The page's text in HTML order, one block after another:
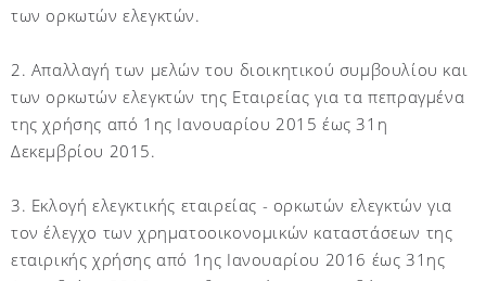
των ορκωτών ελεγκτών.
2. Απαλλαγή των μελών του διοικητικού συμβουλίου και
των ορκωτών ελεγκτών της Εταιρείας για τα πεπραγμένα
της χρήσης από 1ης Ιανουαρίου 2015 έως 31η
Δεκεμβρίου 2015.
3. Εκλογή ελεγκτικής εταιρείας - ορκωτών ελεγκτών για
τον έλεγχο των χρηματοοικονομικών καταστάσεων της
εταιρικής χρήσης από 1ης Ιανουαρίου 2016 έως 31ης